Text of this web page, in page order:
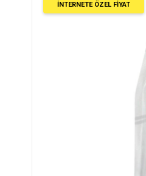
İNTERNETE ÖZEL FİYAT